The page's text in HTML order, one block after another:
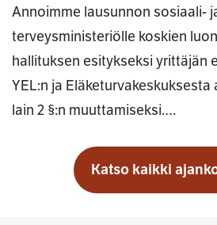
Annoimme lausunnon sosiaali-
terveysministeriölle koskien
hallituksen esitykseksi yrittäjän
YEL:n ja Eläketurvakeskuksesta
lain 2 §:n muuttamiseksi.…
Katso kaikki